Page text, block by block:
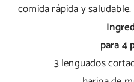
comida rápida y saludable.
para 4
3 lenguados